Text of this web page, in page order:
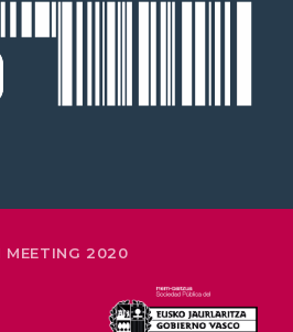
MEETING 2020